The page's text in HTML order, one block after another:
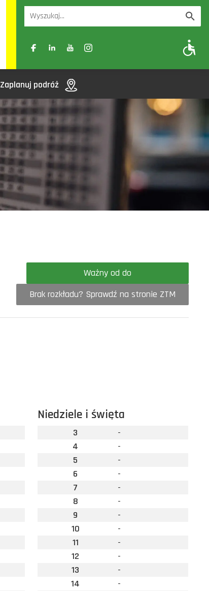
A- A A+
Zaplanuj podróż
Ważny od do
Brak rozkładu? Sprawdź na stronie ZTM
Niedziele i święta
3
-
4
-
5
-
6
-
7
-
8
-
9
-
10
-
11
-
12
-
13
-
14
-